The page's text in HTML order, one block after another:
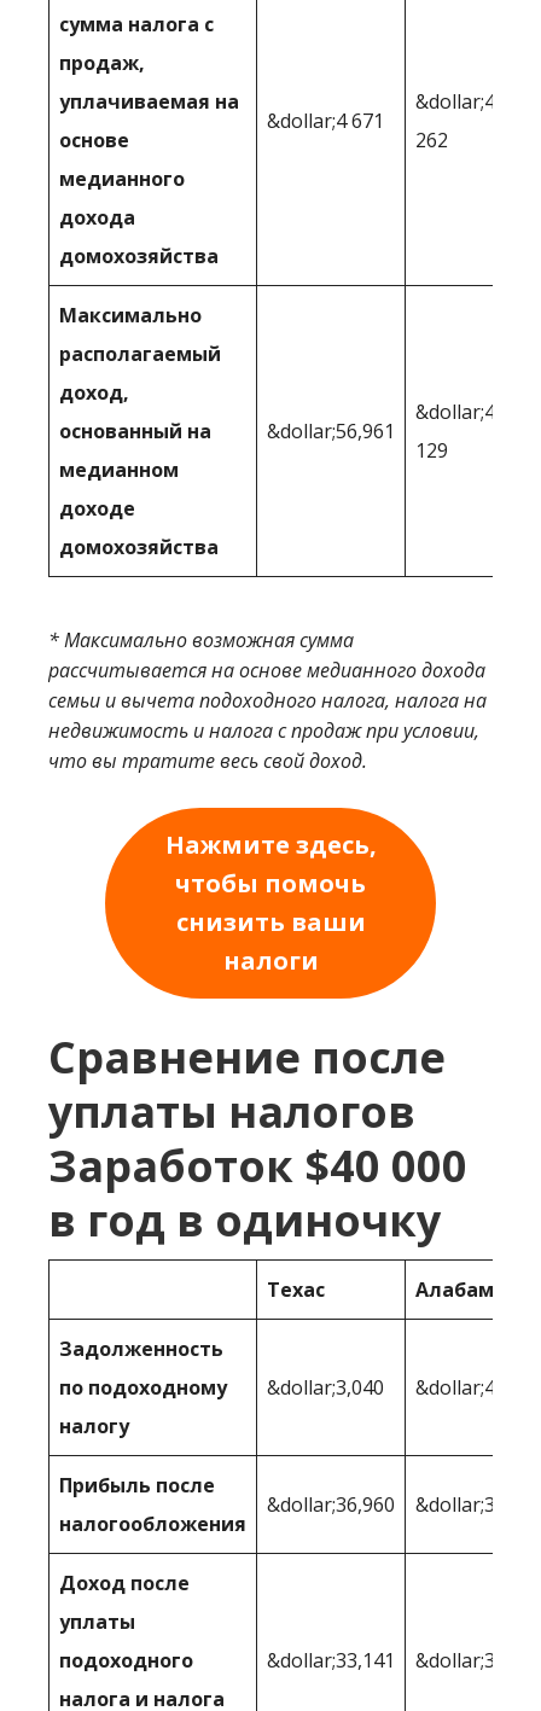
сумма налога с
продаж,
уплачиваемая на
основе
медианного
дохода
домохозяйства
&dollar;4 671
&dollar;4
262
Максимально
располагаемый
доход,
основанный на
медианном
доходе
домохозяйства
&dollar;56,961
&dollar;46
129
* Максимально возможная сумма
рассчитывается на основе медианного дохода
семьи и вычета подоходного налога, налога на
недвижимость и налога с продаж при условии,
что вы тратите весь свой доход.
Нажмите здесь,
чтобы помочь
снизить ваши
налоги
Сравнение после
уплаты налогов
Заработок $40 000
в год в одиночку
Техас Алабама
Задолженность
по подоходному
налогу
&dollar;3,040 &dollar;4 800
Прибыль после
налогообложения
&dollar;36,960 &dollar;35
Доход после
уплаты
подоходного
налога и налога
&dollar;33,141